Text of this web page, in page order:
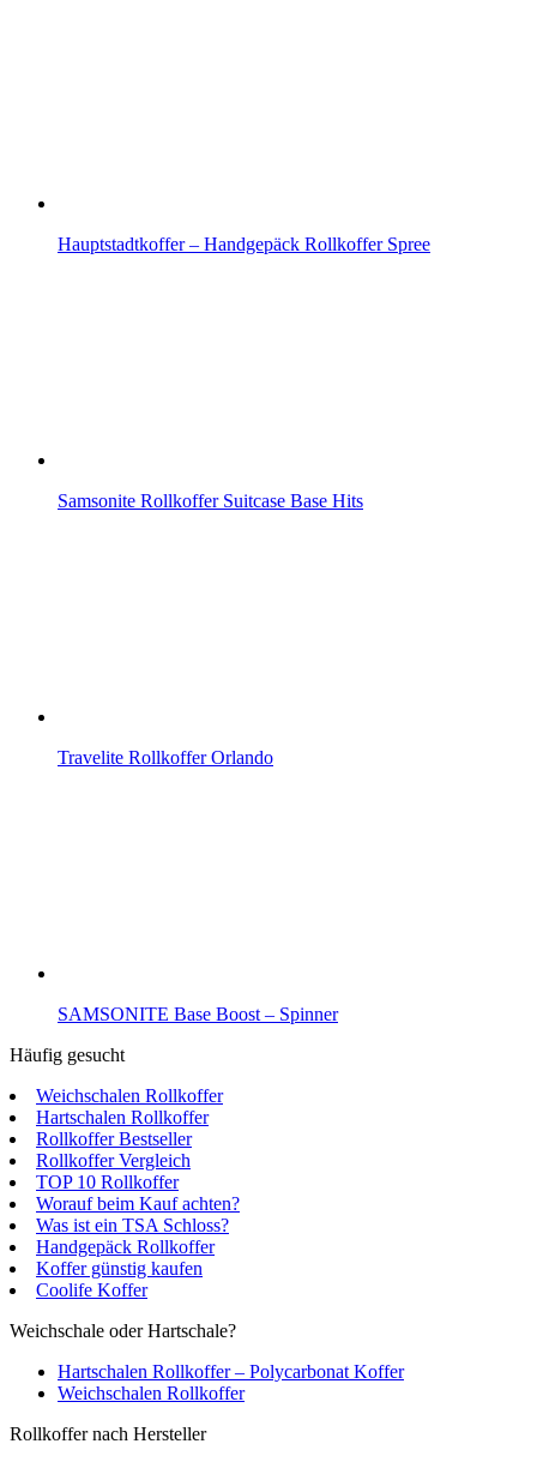
Hauptstadtkoffer – Handgepäck Rollkoffer Spree
Samsonite Rollkoffer Suitcase Base Hits
Travelite Rollkoffer Orlando
SAMSONITE Base Boost – Spinner
Häufig gesucht
Weichschalen Rollkoffer
Hartschalen Rollkoffer
Rollkoffer Bestseller
Rollkoffer Vergleich
TOP 10 Rollkoffer
Worauf beim Kauf achten?
Was ist ein TSA Schloss?
Handgepäck Rollkoffer
Koffer günstig kaufen
Coolife Koffer
Weichschale oder Hartschale?
Hartschalen Rollkoffer – Polycarbonat Koffer
Weichschalen Rollkoffer
Rollkoffer nach Hersteller